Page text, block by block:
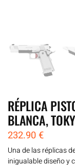
RÉPLICA
BLANCA,
232.90€
Una de las réplicas
inigualable diseño y